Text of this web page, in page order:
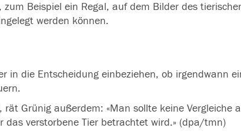
Beispiel ein Regal, auf dem Bilder des
werden können.
in die Entscheidung einbeziehen, ob irgendwann
Grünig außerdem: «Man sollte keine Vergleiche
verstorbene Tier betrachtet wird.» (dpa/tmn)